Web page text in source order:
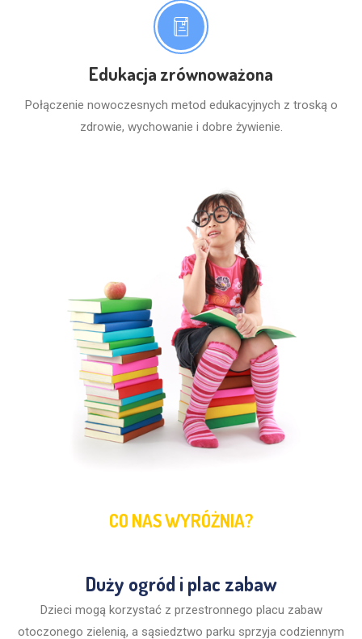
Edukacja zrównoważona
Połączenie nowoczesnych metod edukacyjnych z troską o
zdrowie, wychowanie i dobre żywienie.
CO NAS WYRÓŻNIA?
Duży ogród i plac zabaw
Dzieci mogą korzystać z przestronnego placu zabaw
otoczonego zielenią, a sąsiedztwo parku sprzyja codziennym